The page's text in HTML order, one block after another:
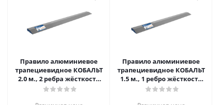
Правило алюминиевое
трапециевидное КОБАЛЬТ
2.0 м., 2 ребра жёсткости
(912-013)
Правило алюминиевое
трапециевидное КОБАЛЬТ
1.5 м., 1 ребро жёсткости
(911-924)